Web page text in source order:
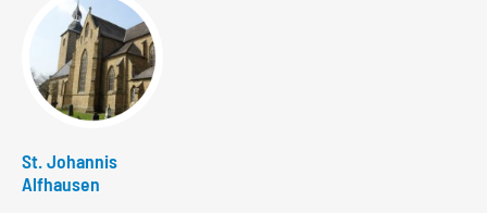
St. Johannis
Alfhausen